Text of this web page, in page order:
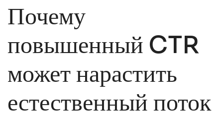
Почему
повышенный CTR
может нарастить
естественный поток